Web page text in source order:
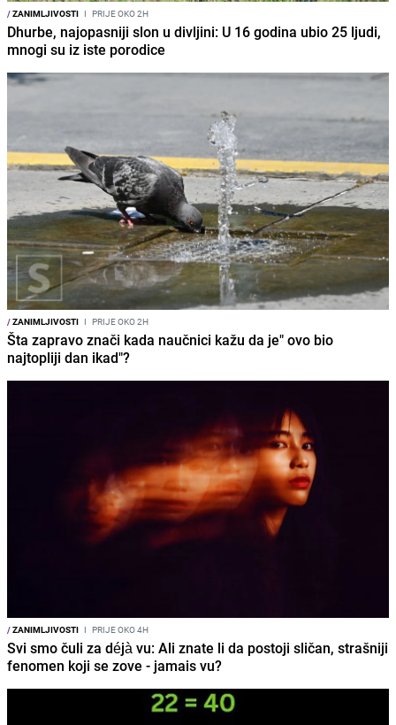
/ZANIMLJIVOSTI I PRIJE OKO 2H
Dhurbe, najopasniji slon u divljini: U 16 godina ubio 25 ljudi,
mnogi su iz iste porodice
/ZANIMLJIVOSTI I PRIJE OKO 2H
Šta zapravo znači kada naučnici kažu da je" ovo bio
najtopliji dan ikad"?
/ZANIMLJIVOSTI I PRIJE OKO 4H
Svi smo čuli za déjà vu: Ali znate li da postoji sličan, strašniji
fenomen koji se zove - jamais vu?